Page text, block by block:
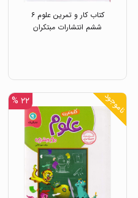
کتاب کار و تمرین علوم ۶
ششم انتشارات مبتکران
ناموجود ۲۲ %